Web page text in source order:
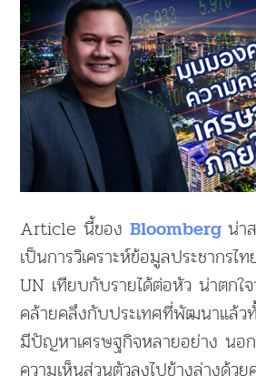
Article นี้ของBloombergน่า
เป็นการวิเคราะห์ข้อมูลประชากรไ
UN เทียบกับรายได้ต่อหัว น่าตก
คล้ายคลึงกับประเทศที่พัฒนาแล้ว
มีปัญหาเศรษฐกิจหลายอย่าง นอ
ความเห็นส่วนตัวลงไปข้างล่างด้วย